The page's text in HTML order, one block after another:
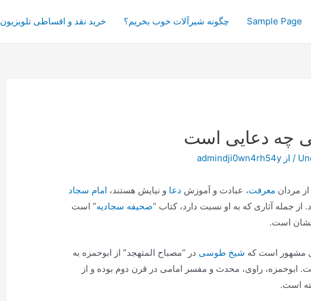
Sample Page چگونه شیرآلات خوب بخریم؟ خرید نقد و اقساطی تلویزیون
چه دعایی است
/ از admindji0wn4rh54y
مردان معرفت، عبادت و آموزش دعا و نیایش هستند، امام سجاد
جمله آثاری که به او نسبت دارد، کتاب “صحیفه سجادیه” است
است.
مشهور است که شیخ طوسی در “مصباح المتهجد” از ابوحمزه به
ابوحمزه، راوی، محدث و مفسر امامی در قرن دوم بوده و از
است.